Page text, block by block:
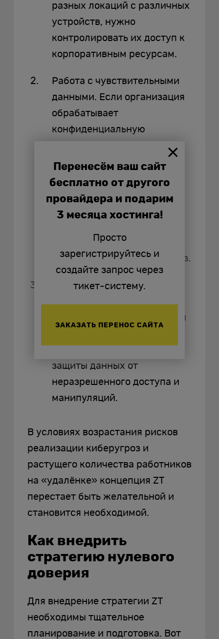
разных локаций с различных
устройств, нужно
контролировать их доступ к
корпоративным ресурсам.
Работа с чувствительными
данными. Если организация
обрабатывает
конфиденциальную
финансовые данные
клиентов, медицинские
записи или сведения об
интеллектуальной
усиленная защита от
внутренних и внешних угроз.
Облачные инфраструктуры.
технологий и SaaS-решений
защиты данных от
неразрешенного доступа и
манипуляций.
В условиях возрастания рисков
реализации киберугроз и
растущего количества работников
на «удалёнке» концепция ZT
перестает быть желательной и
становится необходимой.
Как внедрить
стратегию нулевого
доверия
Для внедрение стратегии ZT
необходимы тщательное
планирование и подготовка. Вот
Перенесём ваш сайт
бесплатно от другого
провайдера и подарим
3 месяца хостинга!
Просто
зарегистрируйтесь и
создайте запрос через
тикет-систему.
ЗАКАЗАТЬ ПЕРЕНОС САЙТА